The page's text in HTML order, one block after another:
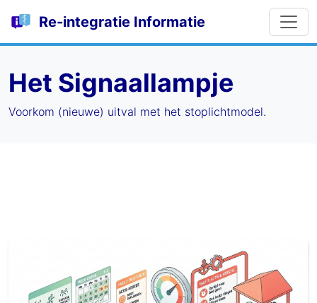
Re-integratie Informatie
Het Signaallampje
Voorkom (nieuwe) uitval met het stoplichtmodel.